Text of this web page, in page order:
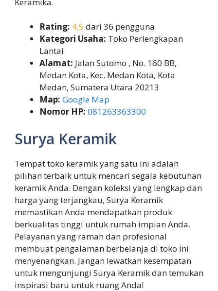
Rating: 4,5 dari 36 pengguna
Kategori Usaha: Toko Perlengkapan
Lantai
Alamat: Jalan Sutomo , No. 160 BB,
Medan Kota, Kec. Medan Kota, Kota
Medan, Sumatera Utara 20213
Map: Google Map
Nomor HP: 081263363300
Surya Keramik
Tempat toko keramik yang satu ini adalah
pilihan terbaik untuk mencari segala kebutuhan
keramik Anda. Dengan koleksi yang lengkap dan
harga yang terjangkau, Surya Keramik
memastikan Anda mendapatkan produk
berkualitas tinggi untuk rumah impian Anda.
Pelayanan yang ramah dan profesional
membuat pengalaman berbelanja di toko ini
menyenangkan. Jangan lewatkan kesempatan
untuk mengunjungi Surya Keramik dan temukan
inspirasi baru untuk ruang Anda!